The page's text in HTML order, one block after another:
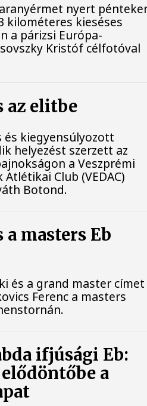
nyert
kilométeres kieséses
a párizsi Európa-
Kristóf célfotóval
az elitbe
és kiegyensúlyozott
helyezést szerzett az
a Veszprémi
Club (VEDAC)
Botond.
masters Eb
és a grand master címet
Ferenc a masters
ifjúsági Eb:
a